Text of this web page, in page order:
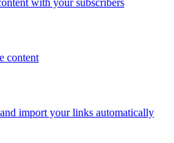
content
import your links automatically